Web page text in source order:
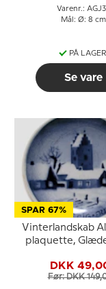
Varenr.:
Mål: Ø: 8 cm
PÅ LAGER
Se vare
SPAR 67%
Vinterlandskab
plaquette,
DKK
Før: DKK